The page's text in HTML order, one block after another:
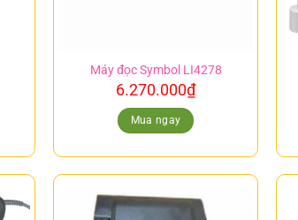
Máy đọc Symbol LI4278
6.270.000₫
Mua ngay